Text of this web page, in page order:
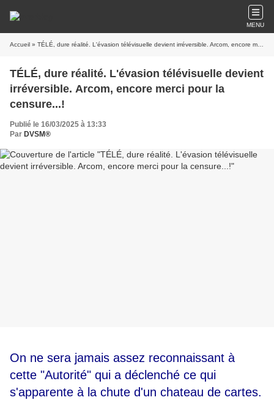
MENU
Accueil » TÉLÉ, dure réalité. L'évasion télévisuelle devient irréversible. Arcom, encore merci pour la censure...!
TÉLÉ, dure réalité. L'évasion télévisuelle devient
irréversible. Arcom, encore merci pour la
censure...!
Publié le 16/03/2025 à 13:33
Par DVSM®
On ne sera jamais assez reconnaissant à
cette "Autorité" qui a déclenché ce qui
s'apparente à la chute d'un chateau de cartes.